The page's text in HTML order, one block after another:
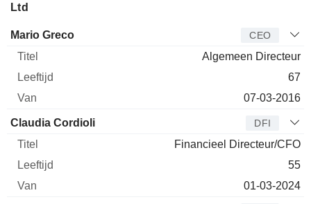
Ltd
Bedrijfsleider
Mario Greco CEO
Algemeen Directeur
67
07-03-2016
Claudia Cordioli DFI
Financieel Directeur/CFO
55
01-03-2024